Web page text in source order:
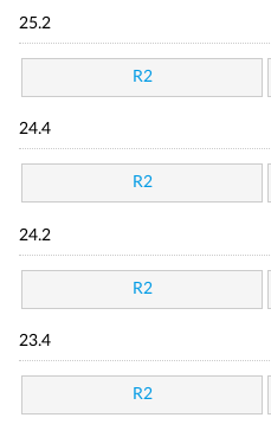
25.2
R2
24.4
R2
24.2
R2
23.4
R2